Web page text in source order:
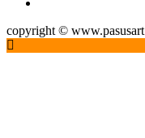
copyright ©